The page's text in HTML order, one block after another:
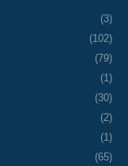
(3)
(102)
(79)
(1)
(30)
(2)
(1)
(65)